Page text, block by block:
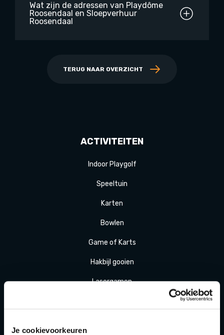
Je cookievoorkeuren
Wat zijn de adressen van Playdôme
Roosendaal en Sloepverhuur
Roosendaal
TERUG NAAR OVERZICHT
ACTIVITEITEN
Indoor Playgolf
Speeltuin
Karten
Bowlen
Game of Karts
Hakbijl gooien
Lasergamen